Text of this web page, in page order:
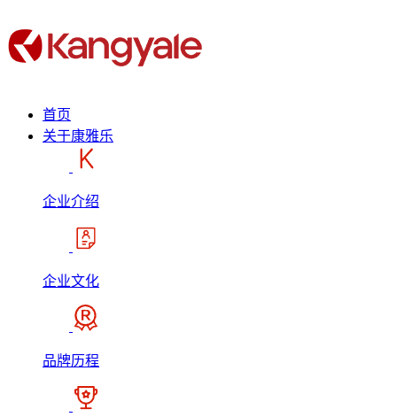
首页
关于康雅乐
企业介绍
企业文化
品牌历程